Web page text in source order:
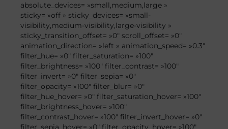
absolute_devices= »small,medium,large »
sticky= »off » sticky_devices= »small-
visibility,medium-visibility,large-visibility »
sticky_transition_offset= »0″ scroll_offset= »0″
animation_direction= »left » animation_speed= »0.3″
filter_hue= »0″ filter_saturation= »100″
filter_brightness= »100″ filter_contrast= »100″
filter_invert= »0″ filter_sepia= »0″
filter_opacity= »100″ filter_blur= »0″
filter_hue_hover= »0″ filter_saturation_hover= »100″
filter_brightness_hover= »100″
filter_contrast_hover= »100″ filter_invert_hover= »0″
filter_sepia_hover= »0″ filter_opacity_hover= »100″